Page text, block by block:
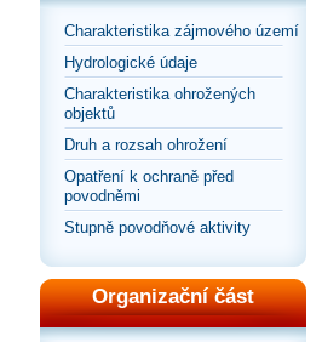
Charakteristika zájmového území
Hydrologické údaje
Charakteristika ohrožených
objektů
Druh a rozsah ohrožení
Opatření k ochraně před
povodněmi
Stupně povodňové aktivity
Organizační část